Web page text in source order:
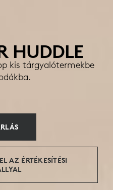
HUDDLE
kis tárgyalótermekbe
AZ ÉRTÉKESÍTÉSI